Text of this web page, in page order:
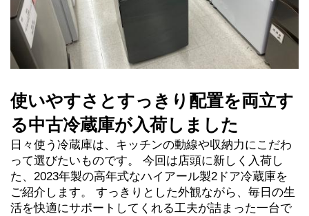
使いやすさとすっきり配置を両立す
る中古冷蔵庫が入荷しました
日々使う冷蔵庫は、キッチンの動線や収納力にこだわ
って選びたいものです。 今回は店頭に新しく入荷し
た、2023年製の高年式なハイアール製2ドア冷蔵庫を
ご紹介します。 すっきりとした外観ながら、毎日の生
活を快適にサポートしてくれる工夫が詰まった一台で